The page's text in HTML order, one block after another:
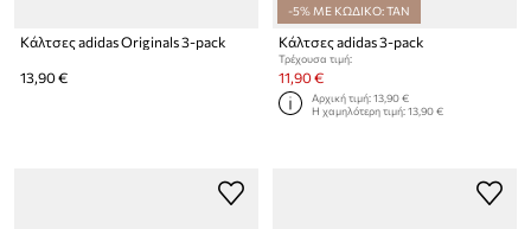
Κάλτσες adidas Originals 3-pack
13,90 €
-5% ΜΕ ΚΩΔΙΚΟ: TAN
Κάλτσες adidas 3-pack
Τρέχουσα τιμή:
11,90 €
Αρχική τιμή:13,90 €
Η χαμηλότερη τιμή:13,90 €